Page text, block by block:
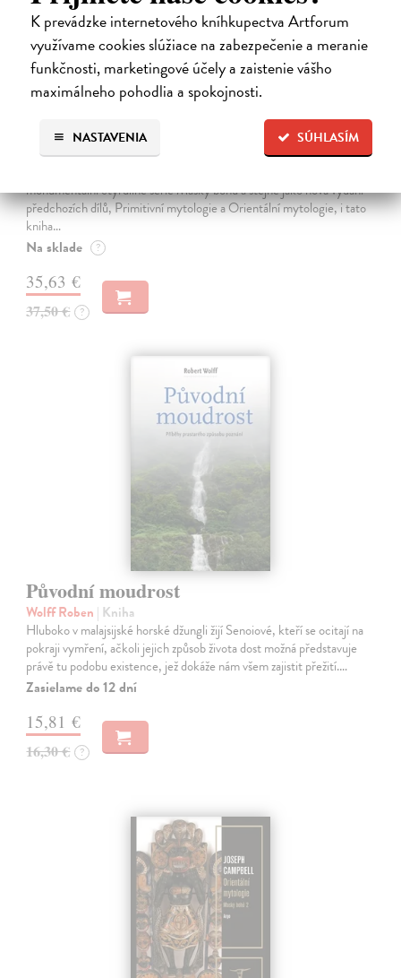
K prevádzke internetového kníhkupectva Artforum
využívame cookies slúžiace na zabezpečenie a meranie
funkčnosti, marketingové účely a zaistenie vášho
maximálneho pohodlia a spokojnosti.
SÚHLASÍM
NASTAVENIA
Masky bohů 3. Mýty Západu
Campbell Joseph| Kniha
monumentální čtyřdílné série Masky bohů a stejně jako nová vydání
předchozích dílů, Primitivní mytologie a Orientální mytologie, i tato
kniha…
Na sklade ?
35,63 €
37,50 € ?
Původní moudrost
Wolff Roben | Kniha
Hluboko v malajsijské horské džungli žijí Senoiové, kteří se ocitají na
pokraji vymření, ačkoli jejich způsob života dost možná představuje
právě tu podobu existence, jež dokáže nám všem zajistit přežití.…
Zasielame do 12 dní
15,81 €
16,30 € ?